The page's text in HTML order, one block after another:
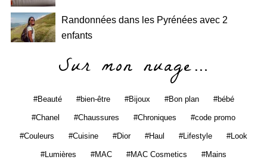
Randonnées dans les Pyrénées avec 2
enfants
Sur mon nuage…
Beauté bien-être Bijoux Bon plan bébé
Chanel Chaussures Chroniques code promo
Couleurs Cuisine Dior Haul Lifestyle Look
Lumières MAC MAC Cosmetics Mains